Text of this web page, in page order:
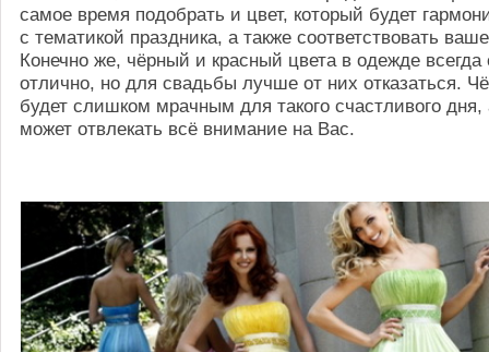
самое время подобрать и цвет, который будет
с тематикой праздника, а также соответствовать
Конечно же, чёрный и красный цвета в одежде всегда
отлично, но для свадьбы лучше от них отказаться.
будет слишком мрачным для такого счастливого дня,
может отвлекать всё внимание на Вас.